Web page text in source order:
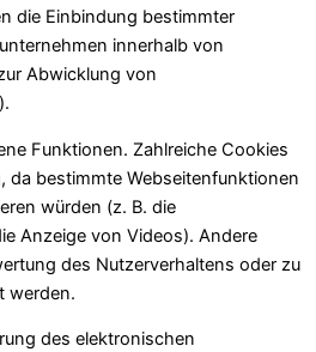
die Einbindung bestimmter
innerhalb von
Abwicklung von
Funktionen. Zahlreiche Cookies
bestimmte Webseitenfunktionen
würden (z. B. die
Anzeige von Videos). Andere
des Nutzerverhaltens oder zu
werden.
des elektronischen